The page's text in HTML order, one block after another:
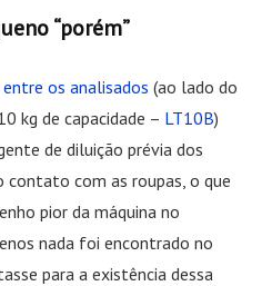
“porém”
entre os analisados (ao lado do
kg de capacidade – LT10B)
de diluição prévia dos
com as roupas, o que
pior da máquina no
nada foi encontrado no
para a existência dessa